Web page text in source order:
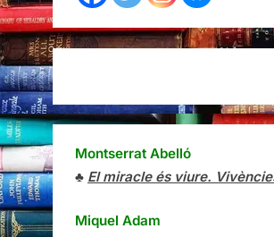
Montserrat Abelló
♣ El miracle és viure.
Miquel Adam